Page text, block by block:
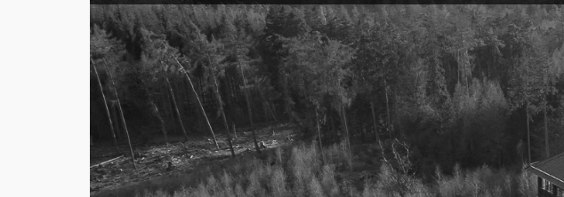
auswendig. Mit meiner Erfahrung und
Leidenschaft unterstütze ich Sie bei Ihrem
Immobilienkauf oder -verkauf – stets mit einem
besonderen Fokus auf die individuellen Vorzüge
dieser wunderschönen Region.